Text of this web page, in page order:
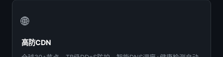
🌐
高防CDN